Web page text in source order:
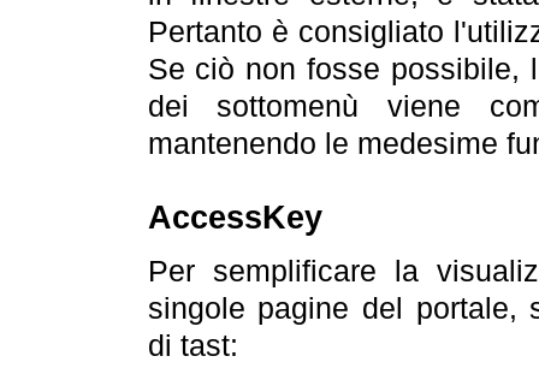
Pertanto è consigliato
Se ciò non fosse possibile,
dei sottomenù viene
mantenendo le medesime
AccessKey
Per semplificare la
singole pagine del portale,
di tast: